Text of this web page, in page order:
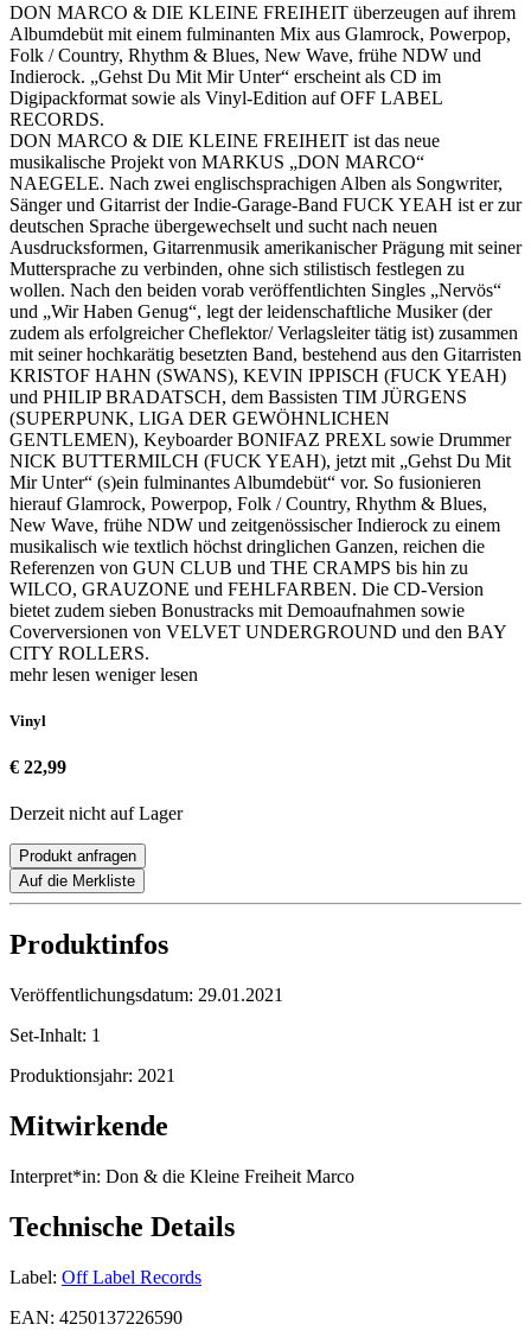
DON MARCO & DIE KLEINE FREIHEIT überzeugen auf ihrem
Albumdebüt mit einem fulminanten Mix aus Glamrock, Powerpop,
Folk / Country, Rhythm & Blues, New Wave, frühe NDW und
Indierock. „Gehst Du Mit Mir Unter“ erscheint als CD im
Digipackformat sowie als Vinyl-Edition auf OFF LABEL
RECORDS.
DON MARCO & DIE KLEINE FREIHEIT ist das neue
musikalische Projekt von MARKUS „DON MARCO“
NAEGELE. Nach zwei englischsprachigen Alben als Songwriter,
Sänger und Gitarrist der Indie-Garage-Band FUCK YEAH ist er zur
deutschen Sprache übergewechselt und sucht nach neuen
Ausdrucksformen, Gitarrenmusik amerikanischer Prägung mit seiner
Muttersprache zu verbinden, ohne sich stilistisch festlegen zu
wollen. Nach den beiden vorab veröffentlichten Singles „Nervös“
und „Wir Haben Genug“, legt der leidenschaftliche Musiker (der
zudem als erfolgreicher Cheflektor/ Verlagsleiter tätig ist) zusammen
mit seiner hochkarätig besetzten Band, bestehend aus den Gitarristen
KRISTOF HAHN (SWANS), KEVIN IPPISCH (FUCK YEAH)
und PHILIP BRADATSCH, dem Bassisten TIM JÜRGENS
(SUPERPUNK, LIGA DER GEWÖHNLICHEN
GENTLEMEN), Keyboarder BONIFAZ PREXL sowie Drummer
NICK BUTTERMILCH (FUCK YEAH), jetzt mit „Gehst Du Mit
Mir Unter“ (s)ein fulminantes Albumdebüt“ vor. So fusionieren
hierauf Glamrock, Powerpop, Folk / Country, Rhythm & Blues,
New Wave, frühe NDW und zeitgenössischer Indierock zu einem
musikalisch wie textlich höchst dringlichen Ganzen, reichen die
Referenzen von GUN CLUB und THE CRAMPS bis hin zu
WILCO, GRAUZONE und FEHLFARBEN. Die CD-Version
bietet zudem sieben Bonustracks mit Demoaufnahmen sowie
Coverversionen von VELVET UNDERGROUND und den BAY
CITY ROLLERS.
mehr lesen weniger lesen
Vinyl
€ 22,99
Derzeit nicht auf Lager
Produkt anfragen
Auf die Merkliste
Produktinfos
Veröffentlichungsdatum: 29.01.2021
Set-Inhalt: 1
Produktionsjahr: 2021
Mitwirkende
Interpret*in: Don & die Kleine Freiheit Marco
Technische Details
Label: Off Label Records
EAN: 4250137226590